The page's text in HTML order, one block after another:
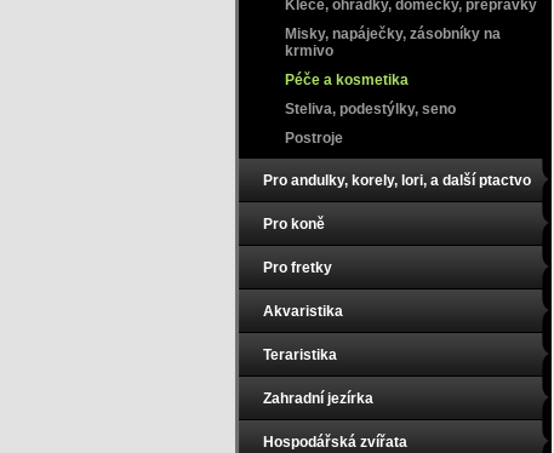
Klece, ohrádky, domečky, přepravky
Misky, napáječky, zásobníky na
krmivo
Péče a kosmetika
Steliva, podestýlky, seno
Postroje
Pro andulky, korely, lori, a další ptactvo
Pro koně
Pro fretky
Akvaristika
Teraristika
Zahradní jezírka
Hospodářská zvířata